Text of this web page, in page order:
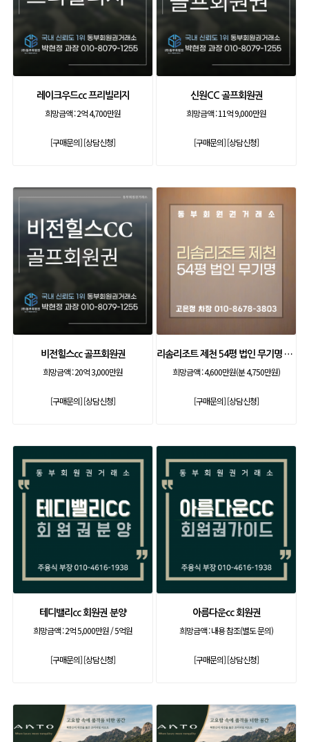
레이크우드cc 프리빌리지
희망금액 :2억 4,700만원
[구매문의][상담신청]
신원CC 골프회원권
희망금액 :11억 9,000만원
[구매문의][상담신청]
비전힐스cc 골프회원권
희망금액 :20억 3,000만원
[구매문의][상담신청]
리솜리조트 제천 54평 법인 무기명 회원제
희망금액 :4,600만원(분 4,750만원)
[구매문의][상담신청]
테디밸리cc 회원권 분양
희망금액 :2억 5,000만원 / 5억원
[구매문의][상담신청]
아름다운cc 회원권
희망금액 :내용 참조(별도 문의)
[구매문의][상담신청]